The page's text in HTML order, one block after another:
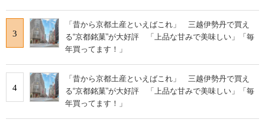
3
「昔から京都土産といえばこれ」 三越伊勢丹で買え
る“京都銘菓”が大好評 「上品な甘みで美味しい」「毎
年買ってます！」
4
「昔から京都土産といえばこれ」 三越伊勢丹で買え
る“京都銘菓”が大好評 「上品な甘みで美味しい」「毎
年買ってます！」